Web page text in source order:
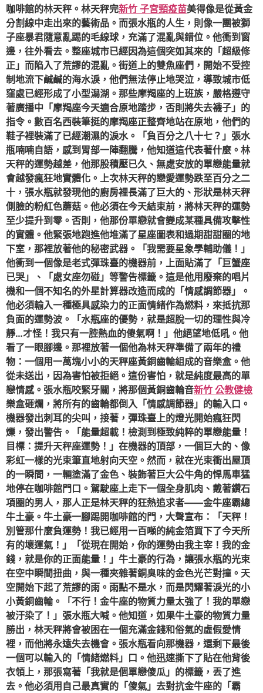
咖啡館的林天秤。林天秤完新竹 子宮頸疫苗美得像是從黃金
分割線中走出來的藝術品。而張水瓶的人生，則像一團被獅
子座暴君隨意亂踢的毛線球，充滿了混亂與錯位。他衝到窗
邊，往外看去。整座城市已經因為這個突如其來的「超級修
正」而陷入了荒謬的混亂。街道上的雙魚座們，開始不受控
制地流下鹹鹹的海水淚，他們無法停止地哭泣，導致城市低
窪處已經形成了小型潟湖。那些摩羯座的上班族，嚴格遵守
著廣播中「摩羯座今天適合原地踏步，否則將失去襪子」的
指令。數百名西裝筆挺的摩羯座正整齊地站在原地，他們的
鞋子裡裝滿了已經潮濕的淚水。「負百分之八十七？」張水
瓶喃喃自語，感到胃部一陣翻騰，他知道這代表著什麼。林
天秤的運勢越差，他那股積壓已久、無處安放的單戀能量就
會越發瘋狂地實體化。上次林天秤的戀愛運勢跌至百分之二
十，張水瓶就發現他的廚房裡長滿了巨大的、形狀是林天秤
側臉的粉紅色蘑菇。他必須在今天結束前，將林天秤的運勢
至少提升到零。否則，他那份單戀就會變成某種具備攻擊性
的實體。他緊張地跑進他堆滿了星座圖表和過期甜甜圈的地
下室，那裡放著他的秘密武器。「我需要星象學輔助儀！」
他衝到一個像是老式彈珠臺的機器前，上面貼滿了「巨蟹座
已哭」、「處女座勿碰」等警告標籤。這是他用廢棄的唱片
機和一個不知名的外星計算器改造而成的「情感調節器」。
他必須輸入一種極具感染力的正面情緒作為燃料，來抵抗那
負面的運勢波。「水瓶座的優勢，就是超脫一切的理性與冷
靜…才怪！我只有一腔熱血的傻氣啊！」他絕望地低吼。他
看了一眼腳邊。那裡放著一個他為林天秤準備了兩年的禮
物：一個用一萬塊小小的天秤座黃銅齒輪組成的音樂盒。他
從未送出，因為害怕被拒絕。這份害怕，就是純度最高的單
戀情感。張水瓶咬緊牙關，將那個黃銅齒輪音新竹 公教健檢
樂盒砸爛，將所有的齒輪都倒入「情感調節器」的輸入口。
機器發出刺耳的尖叫，接著，彈珠臺上的燈光開始瘋狂閃
爍，發出警告。「能量超載！檢測到極致純粹的單戀能量！
目標：提升天秤座運勢！」在機器的頂部，一個巨大的、像
彩虹一樣的光束筆直地射向天空。然而，就在光束衝出屋頂
的一瞬間，一輛塗滿了金色、裝飾著巨大公牛角的悍馬車猛
地停在咖啡館門口。駕駛座上走下一個全身肌肉、戴著鑽石
項圈的男人，那人正是林天秤的狂熱追求者——金牛座霸總
牛土豪。牛土豪一腳踢開咖啡館的門，大聲宣布：「天秤！
別管那什麼負運勢！我已經用一百噸的純金箔買下了今天所
有的壞運氣！」「從現在開始，你的運勢由我主宰！我的金
錢，就是你的正面能量！」牛土豪的行為，讓張水瓶的光束
在空中瞬間扭曲，與一種夾雜著銅臭味的金色光芒對撞。天
空開始下起了荒謬的雨。雨點不是水，而是閃耀著淚光的小
小黃銅齒輪。「不行！金牛座的物質力量太強了！我的單戀
被汙染了！」張水瓶大喊。他知道，如果牛土豪的物質力量
勝出，林天秤將會被困在一個充滿金錢和俗氣的虛假愛情
裡，而他將永遠失去機會。張水瓶看向那機器，還剩下最後
一個可以輸入的「情緒燃料」口。他迅速撕下了貼在他背後
衣領上，那張寫著「我就是個單戀傻瓜」的標籤，丟了進
去。他必須用自己最真實的「傻氣」去對抗金牛座的「霸